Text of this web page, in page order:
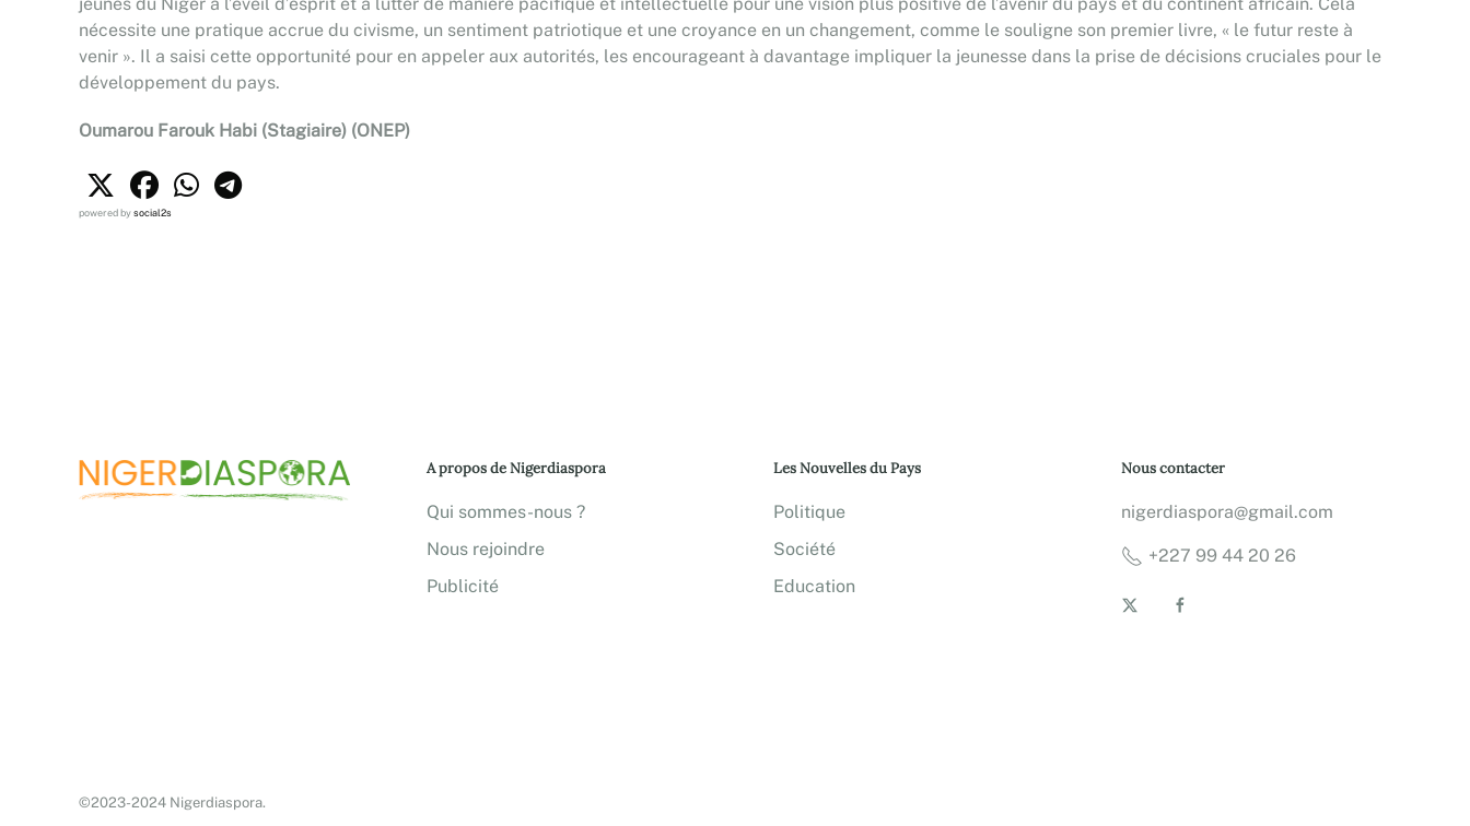
nécessite une pratique accrue du civisme, un sentiment patriotique et une croyance en un changement, comme le souligne son premier livre, « le futur reste à
venir ». Il a saisi cette opportunité pour en appeler aux autorités, les encourageant à davantage impliquer la jeunesse dans la prise de décisions cruciales pour le
développement du pays.
Oumarou Farouk Habi (Stagiaire) (ONEP)
powered bysocial2s
A propos de Nigerdiaspora
Qui sommes-nous ?
Nous rejoindre
Publicité
Les Nouvelles du Pays
Politique
Société
Education
Nous contacter
nigerdiaspora@gmail.com
+227 99 44 20 26
©2023-2024 Nigerdiaspora.